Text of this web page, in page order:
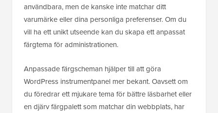
användbara, men de kanske inte matchar ditt
varumärke eller dina personliga preferenser. Om du
vill ha ett unikt utseende kan du skapa ett anpassat
färgtema för administrationen.
Anpassade färgscheman hjälper till att göra
WordPress instrumentpanel mer bekant. Oavsett om
du föredrar ett mjukare tema för bättre läsbarhet eller
en djärv färgpalett som matchar din webbplats, har